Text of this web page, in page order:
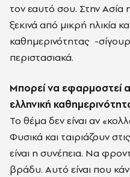
τον εαυτό σου. Στην Ασία
ξεκινά από μικρή ηλικία
καθημερινότητας -
περιστασιακά.
Μπορεί να εφαρμοστεί
ελληνική
Το θέμα δεν είναι αν
Φυσικά και ταιριάζουν
είναι η συνέπεια. Να
βράδυ. Αυτό είναι που